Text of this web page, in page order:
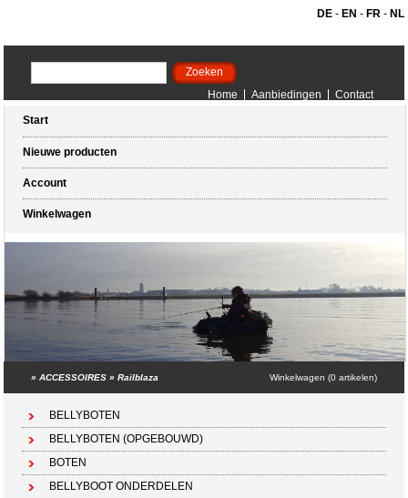
DE- EN - FR- NL
Home Aanbiedingen
Contact
Start
Nieuwe producten
Account
Winkelwagen
»ACCESSOIRES »Railblaza Winkelwagen (0 artikelen)
BELLYBOTEN
BELLYBOTEN (OPGEBOUWD)
BOTEN
BELLYBOOT ONDERDELEN